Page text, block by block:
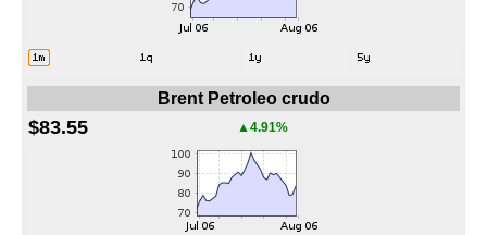
Brent Petroleo crudo
$83.55 ▲4.91%